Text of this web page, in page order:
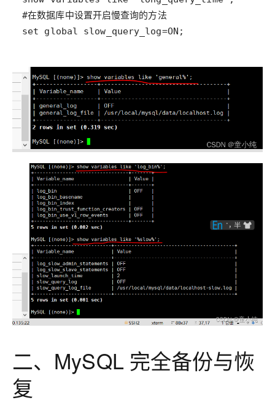
set global slow_query_log=ON;
二、MySQL 完全备份与恢
复